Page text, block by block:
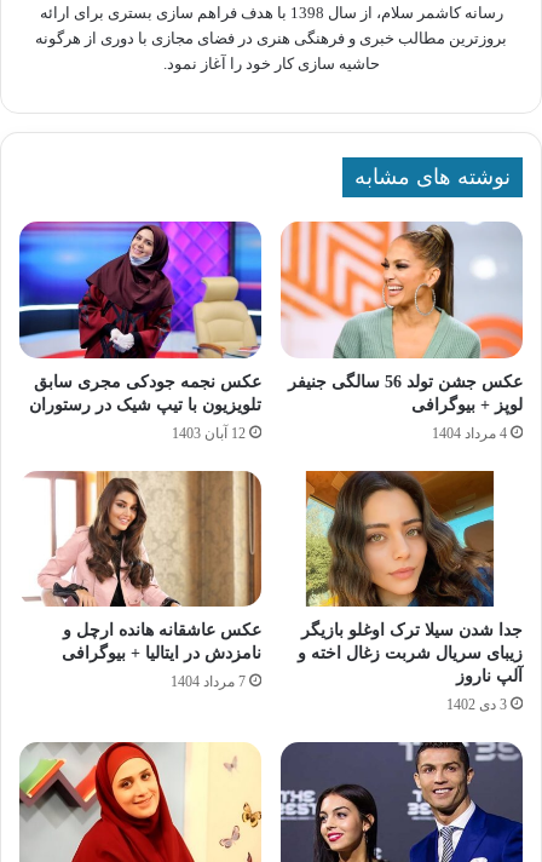
رسانه کاشمر سلام، از سال 1398 با هدف فراهم سازی بستری برای ارائه
بروزترین مطالب خبری و فرهنگی هنری در فضای مجازی با دوری از هرگونه
حاشیه سازی کار خود را آغاز نمود.
نوشته های مشابه
عکس جشن تولد 56 سالگی جنیفر
لوپز + بیوگرافی
4 مرداد 1404
عکس نجمه جودکی مجری سابق
تلویزیون با تیپ شیک در رستوران
12 آبان 1403
جدا شدن سیلا ترک اوغلو بازیگر
زیبای سریال شربت زغال اخته و
آلپ ناروز
3 دی 1402
عکس عاشقانه هانده ارچل و
نامزدش در ایتالیا + بیوگرافی
7 مرداد 1404